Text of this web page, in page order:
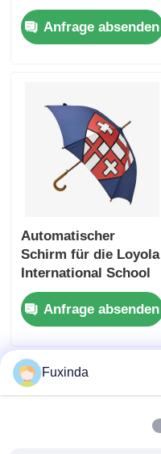
und UV30+ Schutz
Anfrage absenden
Automatischer
Schirm für die Loyola
International School
Anfrage absenden
Fuxinda